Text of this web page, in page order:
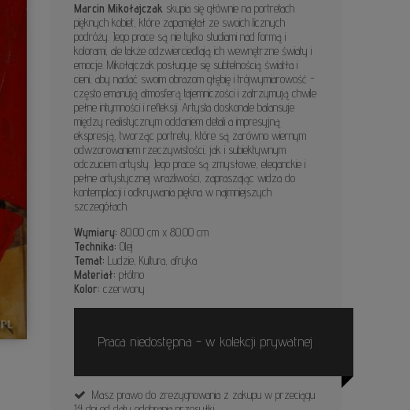
Marcin Mikołajczak skupia się głównie na portretach
pięknych kobiet, które zapamiętał ze swoich licznych
podróży. Jego prace są nie tylko studiami nad formą i
kolorami, ale także odzwierciedlają ich wewnętrzne światy i
emocje. Mikołajczak posługuje się subtelnością światła i
cieni, aby nadać swoim obrazom głębię i trójwymiarowość -
często emanują atmosferą tajemniczości i zatrzymują chwile
pełne intymności i refleksji. Artysta doskonale balansuje
między realistycznym oddaniem detali a impresyjną
ekspresją, tworząc portrety, które są zarówno wiernym
odwzorowaniem rzeczywistości, jak i subiektywnym
odczuciem artysty. Jego prace są zmysłowe, eleganckie i
pełne artystycznej wrażliwości, zapraszając widza do
kontemplacji i odkrywania piękna w najmniejszych
szczegółach.
Wymiary: 80.00 cm x 80.00 cm
Technika: Olej
Temat: Ludzie, Kultura, afryka
Materiał: płótno
Kolor: czerwony
Praca niedostępna - w kolekcji prywatnej
Masz prawo do zrezygnowania z zakupu w przeciągu